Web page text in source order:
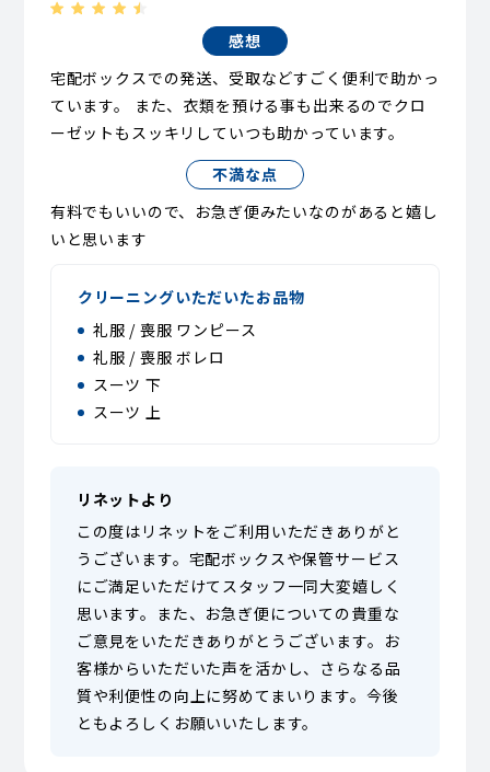
感想
宅配ボックスでの発送、受取などすごく便利で助かっ
ています。 また、衣類を預ける事も出来るのでクロ
ーゼットもスッキリしていつも助かっています。
不満な点
有料でもいいので、お急ぎ便みたいなのがあると嬉し
いと思います
クリーニングいただいたお品物
礼服 / 喪服 ワンピース
礼服 / 喪服 ボレロ
スーツ 下
スーツ 上
リネットより
この度はリネットをご利用いただきありがと
うございます。宅配ボックスや保管サービス
にご満足いただけてスタッフ一同大変嬉しく
思います。また、お急ぎ便についての貴重な
ご意見をいただきありがとうございます。お
客様からいただいた声を活かし、さらなる品
質や利便性の向上に努めてまいります。今後
ともよろしくお願いいたします。